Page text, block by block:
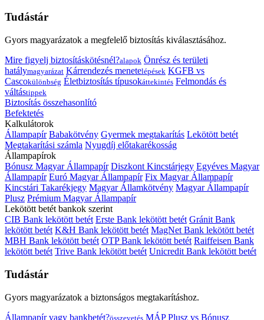
Tudástár
Gyors magyarázatok a megfelelő biztosítás kiválasztásához.
Mire figyelj biztosításkötésnél?alapok Önrész és területi
hatálymagyarázat Kárrendezés menetelépések KGFB vs
Cascokülönbség Életbiztosítás típusokáttekintés Felmondás és
váltástippek
Biztosítás összehasonlító
Befektetés
Kalkulátorok
Állampapír Babakötvény Gyermek megtakarítás Lekötött betét
Megtakarítási számla Nyugdíj előtakarékosság
Állampapírok
Bónusz Magyar Állampapír Diszkont Kincstárjegy Egyéves Magyar
Állampapír Euró Magyar Állampapír Fix Magyar Állampapír
Kincstári Takarékjegy Magyar Államkötvény Magyar Állampapír
Plusz Prémium Magyar Állampapír
Lekötött betét bankok szerint
CIB Bank lekötött betét Erste Bank lekötött betét Gránit Bank
lekötött betét K&H Bank lekötött betét MagNet Bank lekötött betét
MBH Bank lekötött betét OTP Bank lekötött betét Raiffeisen Bank
lekötött betét Trive Bank lekötött betét Unicredit Bank lekötött betét
Tudástár
Gyors magyarázatok a biztonságos megtakarításhoz.
Állampapír vagy bankbetét?összevetés MÁP Plusz vs Bónusz